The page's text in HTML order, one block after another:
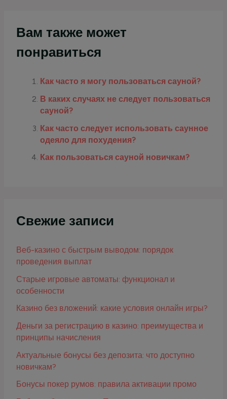
Вам также может
понравиться
Как часто я могу пользоваться сауной?
В каких случаях не следует пользоваться
сауной?
Как часто следует использовать саунное
одеяло для похудения?
Как пользоваться сауной новичкам?
Свежие записи
Веб-казино с быстрым выводом: порядок
проведения выплат
Старые игровые автоматы: функционал и
особенности
Казино без вложений: какие условия онлайн игры?
Деньги за регистрацию в казино: преимущества и
принципы начисления
Актуальные бонусы без депозита: что доступно
новичкам?
Бонусы покер румов: правила активации промо